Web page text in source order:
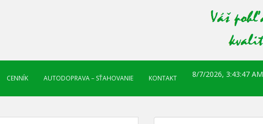
CENNÍK AUTODOPRAVA – SŤAHOVANIE KONTAKT 8/7/2026, 3:43:48 AM